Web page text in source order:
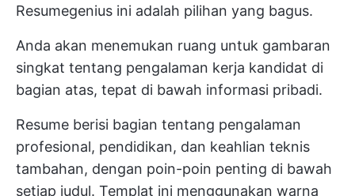
Resumegenius ini adalah pilihan yang bagus.
Anda akan menemukan ruang untuk gambaran
singkat tentang pengalaman kerja kandidat di
bagian atas, tepat di bawah informasi pribadi.
Resume berisi bagian tentang pengalaman
profesional, pendidikan, dan keahlian teknis
tambahan, dengan poin-poin penting di bawah
setiap judul. Templat ini menggunakan warna